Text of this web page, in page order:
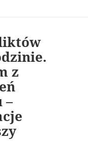
z
–